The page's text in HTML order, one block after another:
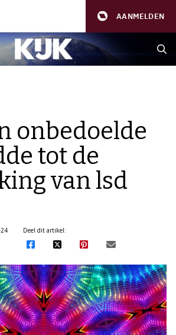
AANMELDEN
onbedoelde
tot de
van lsd
Deel dit artikel: